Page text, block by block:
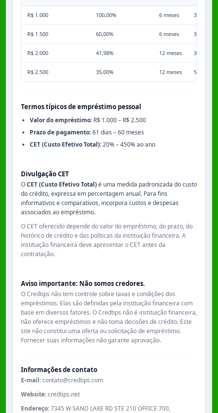
R$ 1.000 100,00% 6 meses 3,50%
R$ 1.500 60,00% 6 meses 3,50%
R$ 2.000 41,98% 12 meses 3,50%
R$ 2.500 35,00% 12 meses 5,00%
Termos típicos de empréstimo pessoal
Valor do empréstimo: R$ 1.000 – R$ 2.500
Prazo de pagamento:61 dias – 60 meses
CET (Custo Efetivo Total):20% – 450% ao ano
Divulgação CET
OCET (Custo Efetivo Total)é uma medida padronizada do custo
do crédito, expressa em percentagem anual. Para fins
informativos e comparativos, incorpora custos e despesas
associados ao empréstimo.
O CET oferecido depende do valor do empréstimo, do prazo, do
histórico de crédito e das políticas da instituição financeira. A
instituição financeira deve apresentar o CET antes da
contratação.
Aviso importante: Não somos credores.
O Credtips não tem controle sobre taxas e condições dos
empréstimos. Elas são definidas pela instituição financeira com
base em diversos fatores. O Credtips não é instituição financeira,
não oferece empréstimos e não toma decisões de crédito. Este
site não constitui uma oferta ou solicitação de empréstimo.
Fornecer suas informações não garante aprovação.
Informações de contato
E-mail:contato@credtips.com
Website:credtips.net
Endereço:7345 W SAND LAKE RD STE 210 OFFICE 700,